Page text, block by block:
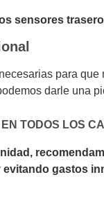
sensores
para
darle una
TODOS LOS
gastos